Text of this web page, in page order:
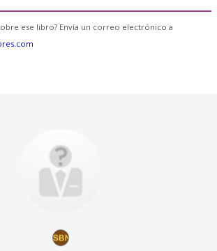
ese libro? Envía un correo electrónico a